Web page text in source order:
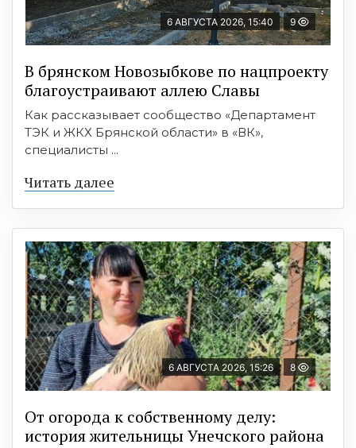
6 АВГУСТА 2026, 15:40 9
В брянском Новозыбкове по нацпроекту
благоустраивают аллею Славы
Как рассказывает сообщество «Департамент
ТЭК и ЖКХ Брянской области» в «ВК»,
специалисты ...
Читать далее
6 АВГУСТА 2026, 15:26 8
От огорода к собственному делу:
история жительницы Унечского района